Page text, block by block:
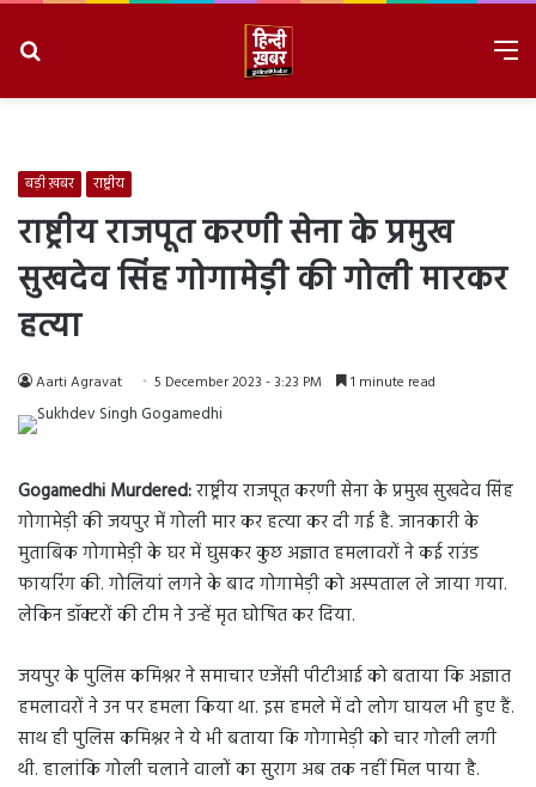
बड़ी ख़बर राष्ट्रीय
राष्ट्रीय राजपूत करणी सेना के प्रमुख
सुखदेव सिंह गोगामेड़ी की गोली मारकर
हत्या
Aarti Agravat 5 December 2023 - 3:23 PM 1 minute read
Gogamedhi Murdered:राष्ट्रीय राजपूत करणी सेना के प्रमुख सुखदेव सिंह
गोगामेड़ी की जयपुर में गोली मार कर हत्या कर दी गई है. जानकारी के
मुताबिक गोगामेड़ी के घर में घुसकर कुछ अज्ञात हमलावरों ने कई राउंड
फायरिंग की. गोलियां लगने के बाद गोगामेड़ी को अस्पताल ले जाया गया.
लेकिन डॉक्टरों की टीम ने उन्हें मृत घोषित कर दिया.
जयपुर के पुलिस कमिश्नर ने समाचार एजेंसी पीटीआई को बताया कि अज्ञात
हमलावरों ने उन पर हमला किया था. इस हमले में दो लोग घायल भी हुए हैं.
साथ ही पुलिस कमिश्नर ने ये भी बताया कि गोगामेड़ी को चार गोली लगी
थी. हालांकि गोली चलाने वालों का सुराग अब तक नहीं मिल पाया है.